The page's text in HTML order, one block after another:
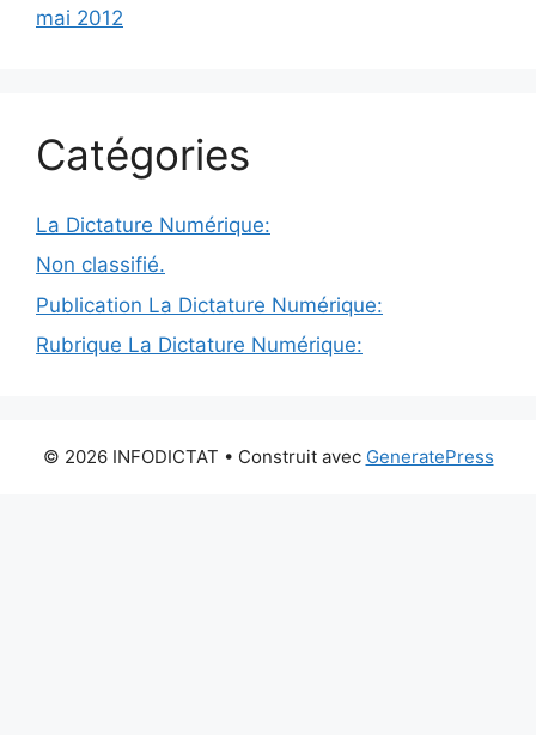
mai 2012
Catégories
La Dictature Numérique:
Non classifié.
Publication La Dictature Numérique:
Rubrique La Dictature Numérique:
© 2026 INFODICTAT • Construit avec GeneratePress